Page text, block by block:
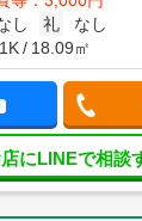
し 礼
なし
1K 18.09㎡
にLINEで相談